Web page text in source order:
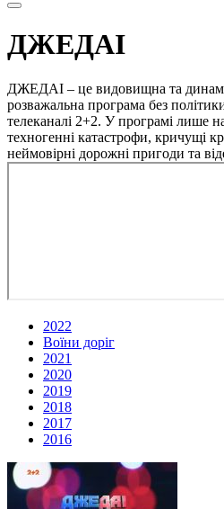
ДЖЕДАІ
ДЖЕДАІ – це видовищна та
розважальна програма без
телеканалі 2+2. У програмі лише
техногенні катастрофи, кричущі
неймовірні дорожні пригоди та
2022
Воїни доріг
2021
2020
2019
2018
2017
2016